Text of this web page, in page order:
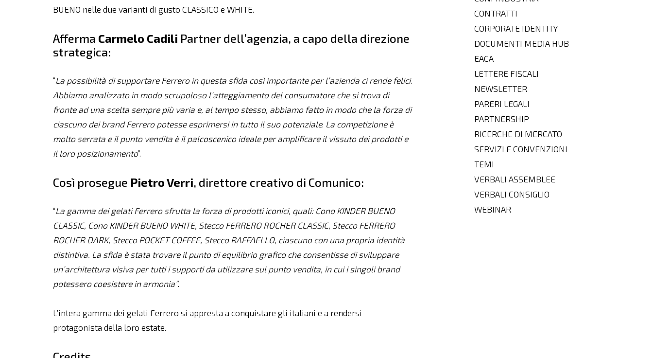
BUENO nelle due varianti di gusto CLASSICO e WHITE.
Afferma Carmelo Cadili Partner dell’agenzia, a capo della direzione
strategica:
“La possibilità di supportare Ferrero in questa sfida così importante per l’azienda ci rende felici.
Abbiamo analizzato in modo scrupoloso l’atteggiamento del consumatore che si trova di
fronte ad una scelta sempre più varia e, al tempo stesso, abbiamo fatto in modo che la forza di
ciascuno dei brand Ferrero potesse esprimersi in tutto il suo potenziale. La competizione è
molto serrata e il punto vendita è il palcoscenico ideale per amplificare il vissuto dei prodotti e
il loro posizionamento”.
Così prosegue Pietro Verri, direttore creativo di Comunico:
“La gamma dei gelati Ferrero sfrutta la forza di prodotti iconici, quali: Cono KINDER BUENO
CLASSIC, Cono KINDER BUENO WHITE, Stecco FERRERO ROCHER CLASSIC, Stecco FERRERO
ROCHER DARK, Stecco POCKET COFFEE, Stecco RAFFAELLO, ciascuno con una propria identità
distintiva. La sfida è stata trovare il punto di equilibrio grafico che consentisse di sviluppare
un’architettura visiva per tutti i supporti da utilizzare sul punto vendita, in cui i singoli brand
potessero coesistere in armonia”.
L’intera gamma dei gelati Ferrero si appresta a conquistare gli italiani e a rendersi
protagonista della loro estate.
CONTRATTI
CORPORATE IDENTITY
DOCUMENTI MEDIA HUB
EACA
LETTERE FISCALI
NEWSLETTER
PARERI LEGALI
PARTNERSHIP
RICERCHE DI MERCATO
SERVIZI E CONVENZIONI
TEMI
VERBALI ASSEMBLEE
VERBALI CONSIGLIO
WEBINAR